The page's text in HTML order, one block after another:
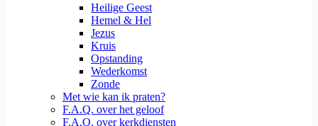
Heilige Geest
Hemel & Hel
Jezus
Kruis
Opstanding
Wederkomst
Zonde
Met wie kan ik praten?
F.A.Q. over het geloof
F.A.Q. over kerkdiensten